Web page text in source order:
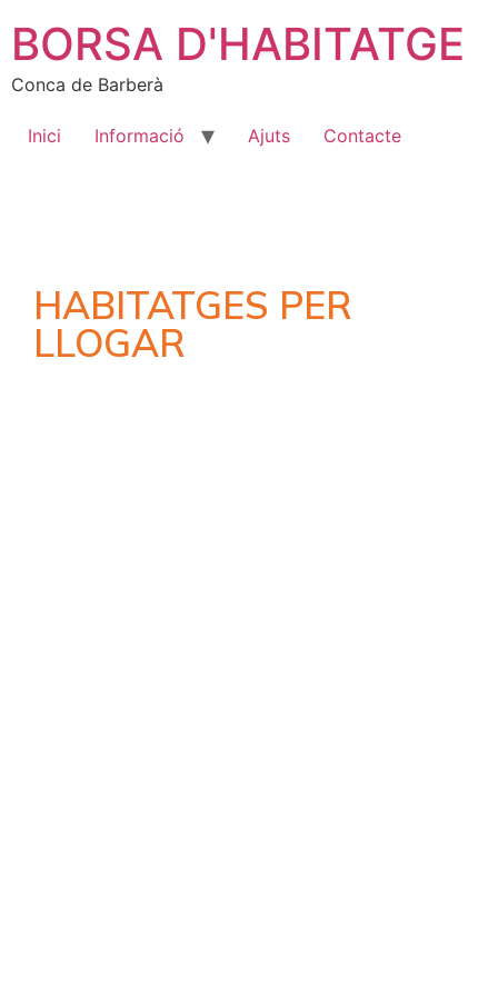
BORSA D'HABITATGE
Conca de Barberà
Inici Informació Ajuts Contacte
HABITATGES PER
LLOGAR